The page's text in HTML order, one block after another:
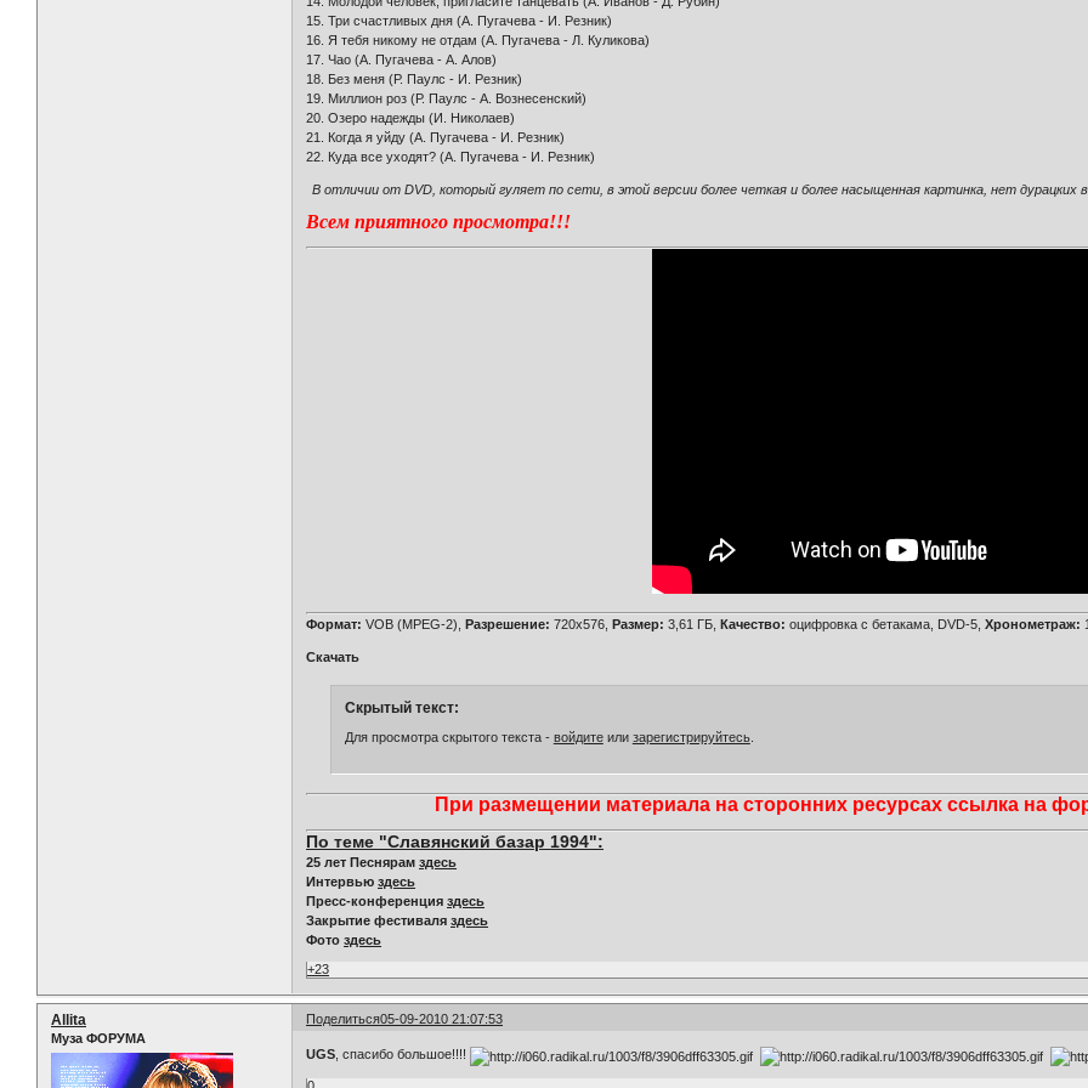
15. Три счастливых дня (А. Пугачева - И. Резник)
16. Я тебя никому не отдам (А. Пугачева - Л. Куликова)
17. Чао (А. Пугачева - А. Алов)
18. Без меня (Р. Паулс - И. Резник)
19. Миллион роз (Р. Паулс - А. Вознесенский)
20. Озеро надежды (И. Николаев)
21. Когда я уйду (А. Пугачева - И. Резник)
22. Куда все уходят? (А. Пугачева - И. Резник)
В отличии от DVD, который гуляет по сети, в этой версии более четкая и более насыщенная картинка, нет
Всем приятного просмотра!!!
Формат: VOB (MPEG-2),Разрешение: 720х576,Размер: 3,61 ГБ,Качество: оцифровка с бетакама, DVD-5,Хронометраж:
Скачать
Скрытый текст:
Для просмотра скрытого текста - войдитеили зарегистрируйтесь.
При размещении материала на сторонних ресурсах ссылка на
По теме "Славянский базар 1994":
25 лет Песнярамздесь
Интервьюздесь
Пресс-конференцияздесь
Закрытие фестиваляздесь
Фотоздесь
+23
Поделиться05-09-2010 21:07:53
Allita
Муза ФОРУМА
UGS, спасибо большое!!!!
0